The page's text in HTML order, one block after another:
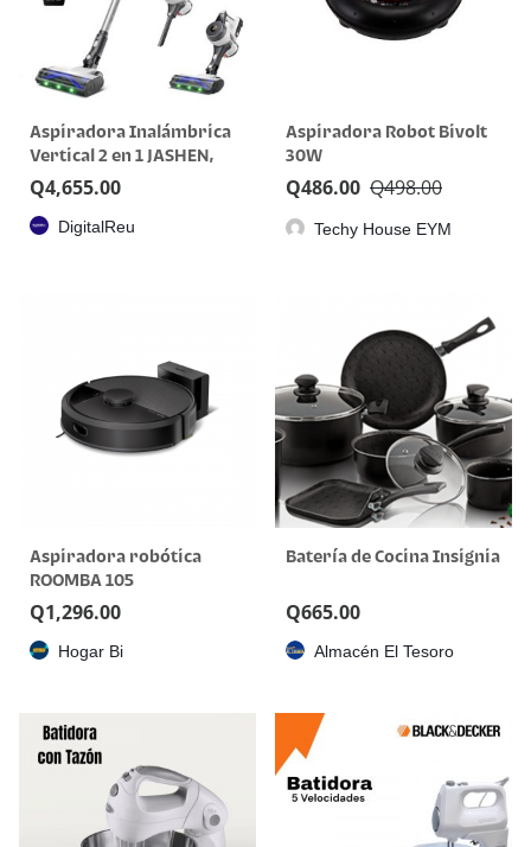
Aspiradora Inalámbrica
Vertical 2 en 1 JASHEN,
Potente Succión con Luz
LED
Q4,655.00
DigitalReu
Aspiradora Robot Bivolt
30W
Q498.00
Q486.00
Techy House EYM
Aspiradora robótica
ROOMBA 105
Q1,296.00
Hogar Bi
Batería de Cocina Insignia
Q665.00
Almacén El Tesoro